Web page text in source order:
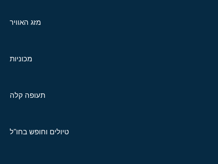
מזג האוויר
מכוניות
תעופה קלה
טיולים וחופש בחו"ל